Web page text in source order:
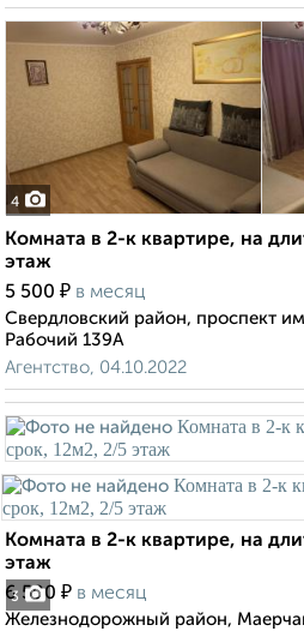
4
Комната в 2-к квартире, на
этаж
5 500 ₽ в месяц
Свердловский район, проспект
Рабочий 139А
Агентство, 04.10.2022
3
Комната в 2-к квартире, на
этаж
6 500 ₽ в месяц
Железнодорожный район,